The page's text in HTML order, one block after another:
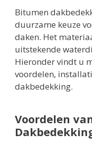
Bitumen
duurzame keuze
daken. Het
uitstekende
Hieronder vindt u
voordelen,
dakbedekking.
Voordelen